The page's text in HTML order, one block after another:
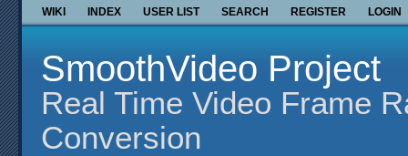
WIKI INDEX USER LIST SEARCH REGISTER LOGIN
SmoothVideo Project
Real Time Video Frame
Conversion